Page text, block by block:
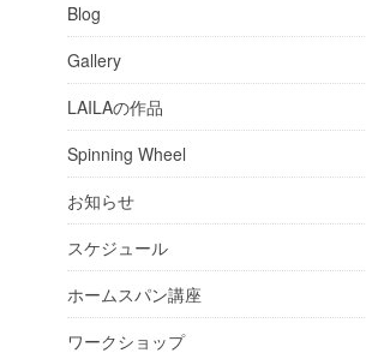
Blog
Gallery
LAILAの作品
Spinning Wheel
お知らせ
スケジュール
ホームスパン講座
ワークショップ